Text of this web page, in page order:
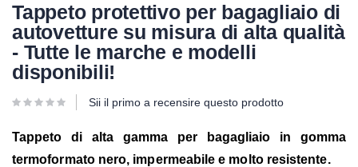
Tappeto protettivo per bagagliaio di
autovetture su misura di alta qualità
- Tutte le marche e modelli
disponibili!
Sii il primo a recensire questo prodotto
Tappeto di alta gamma per bagagliaio in gomma
termoformato nero, impermeabile e molto resistente.